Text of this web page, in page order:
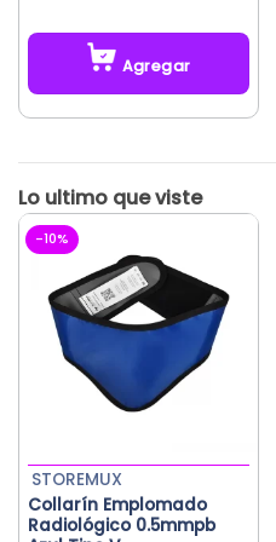
Agregar
-10%
Collarín Emplomado
Radiológico 0.5mmpb
STOREMUX